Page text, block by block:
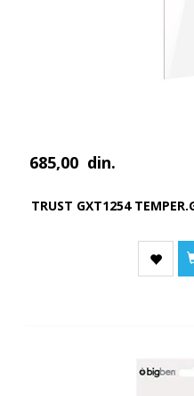
685,00 din.
TRUST GXT1254